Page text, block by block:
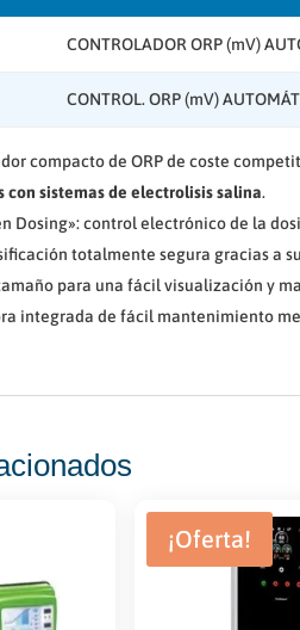
CONTROLADOR ORP (mV)
CONTROL. ORP (mV)
compacto de ORP de coste
con sistemas de electrolisis salina.
Dosing»: control electrónico de la
totalmente segura gracias a su
para una fácil visualización y
integrada de fácil mantenimiento
¡Oferta!